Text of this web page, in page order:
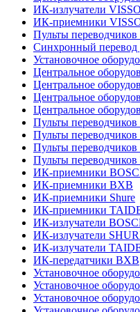
ИК-излучатели
ИК-приемники
Пульты
Синхронный перевод
Установочное
Центральное
Центральное
Центральное
Центральное
Пульты
Пульты
Пульты переводчиков
Пульты
ИК-приемники
ИК-приемники BXB
ИК-приемники Shure
ИК-приемники
ИК-излучатели
ИК-излучатели
ИК-излучатели
ИК-передатчики BXB
Установочное
Установочное
Установочное